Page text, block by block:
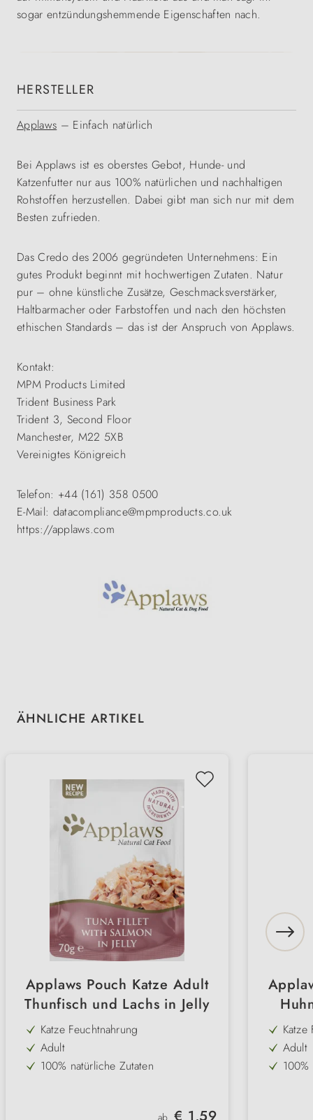
sogar entzündungshemmende Eigenschaften nach.
HERSTELLER
Applaws – Einfach natürlich
Bei Applaws ist es oberstes Gebot, Hunde- und
Katzenfutter nur aus 100% natürlichen und nachhaltigen
Rohstoffen herzustellen. Dabei gibt man sich nur mit dem
Besten zufrieden.
Das Credo des 2006 gegründeten Unternehmens: Ein
gutes Produkt beginnt mit hochwertigen Zutaten. Natur
pur – ohne künstliche Zusätze, Geschmacksverstärker,
Haltbarmacher oder Farbstoffen und nach den höchsten
ethischen Standards – das ist der Anspruch von Applaws.
Kontakt:
MPM Products Limited
Trident Business Park
Trident 3, Second Floor
Manchester, M22 5XB
Vereinigtes Königreich
Telefon: +44 (161) 358 0500
E-Mail: datacompliance@mpmproducts.co.uk
https://applaws.com
Produktgalerie überspringen
ÄHNLICHE ARTIKEL
Applaws Pouch Katze Adult
Thunfisch und Lachs in Jelly
Katze Feuchtnahrung
Adult
100% natürliche Zutaten
Regulärer Preis:
ab
Katze
Adult